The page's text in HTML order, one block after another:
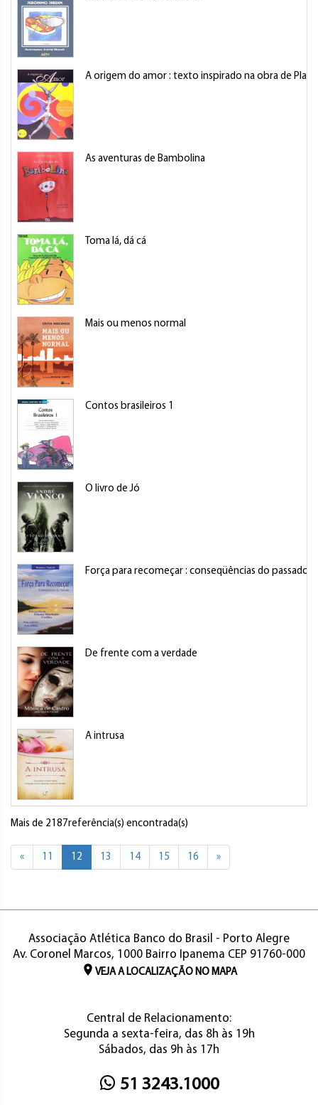
A origem do amor : texto inspirado na obra de
As aventuras de Bambolina
Toma lá, dá cá
Mais ou menos normal
Contos brasileiros 1
O livro de Jó
Força para recomeçar : conseqüências do passado
De frente com a verdade
A intrusa
Mais de 2187referência(s) encontrada(s)
« 11 12 13 14 15 16 »
Associação Atlética Banco do Brasil - Porto Alegre
Av. Coronel Marcos, 1000 Bairro Ipanema CEP 91760-000
VEJA A LOCALIZAÇÃO NO MAPA
Central de Relacionamento:
Segunda a sexta-feira, das 8h às 19h
Sábados, das 9h às 17h
51 3243.1000